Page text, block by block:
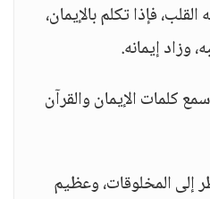
فإذا تكلم بالإيمان،
وزاد إيمانه.
كلمات الإيمان والقرآن
إلى المخلوقات، وعظيم